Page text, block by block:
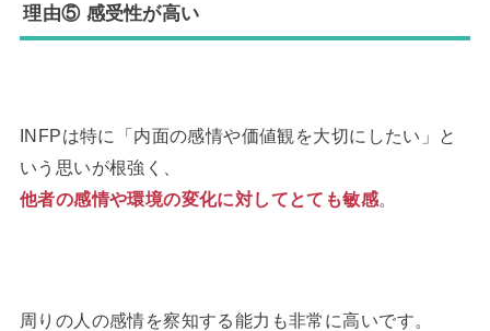
理由⑤ 感受性が高い
INFPは特に「内面の感情や価値観を大切にしたい」と
いう思いが根強く、
他者の感情や環境の変化に対してとても敏感。
周りの人の感情を察知する能力も非常に高いです。